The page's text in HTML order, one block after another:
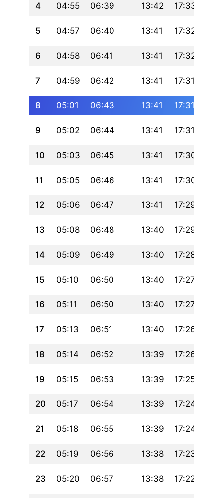
4 04:55 06:39 13:42 17:33
5 04:57 06:40 13:41 17:32
6 04:58 06:41 13:41 17:32
7 04:59 06:42 13:41 17:31
8 05:01 06:43 13:41 17:31
9 05:02 06:44 13:41 17:31
10 05:03 06:45 13:41 17:30
11 05:05 06:46 13:41 17:30
12 05:06 06:47 13:41 17:29
13 05:08 06:48 13:40 17:29
14 05:09 06:49 13:40 17:28
15 05:10 06:50 13:40 17:27
16 05:11 06:50 13:40 17:27
17 05:13 06:51 13:40 17:26
18 05:14 06:52 13:39 17:26
19 05:15 06:53 13:39 17:25
20 05:17 06:54 13:39 17:24
21 05:18 06:55 13:39 17:24
22 05:19 06:56 13:38 17:23
23 05:20 06:57 13:38 17:22